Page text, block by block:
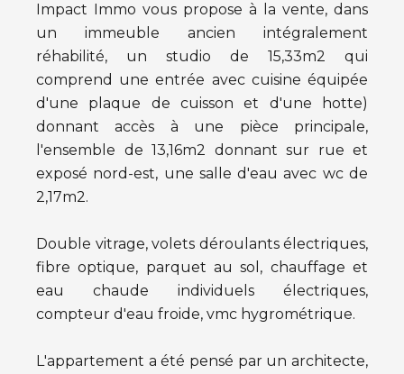
Impact Immo vous propose à la vente, dans
un immeuble ancien intégralement
réhabilité, un studio de 15,33m2 qui
comprend une entrée avec cuisine équipée
d'une plaque de cuisson et d'une hotte)
donnant accès à une pièce principale,
l'ensemble de 13,16m2 donnant sur rue et
exposé nord-est, une salle d'eau avec wc de
2,17m2.
Double vitrage, volets déroulants électriques,
fibre optique, parquet au sol, chauffage et
eau chaude individuels électriques,
compteur d'eau froide, vmc hygrométrique.
L'appartement a été pensé par un architecte,